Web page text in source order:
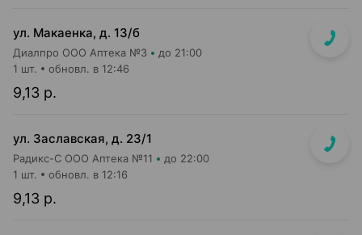
ул. Макаенка, д. 13/б
Диалпро ООО Аптека №3 до 21:00
9,13 р.
1 шт. обновл. в 12:46
ул. Заславская, д. 23/1
Радикс-С ООО Аптека №11 до 22:00
9,13 р.
1 шт. обновл. в 12:16